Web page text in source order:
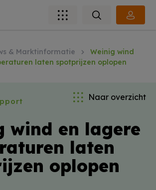
& Marktinformatie
Weinig wind
laten spotprijzen oplopen
Naar overzicht
wind en lagere
laten
oplopen